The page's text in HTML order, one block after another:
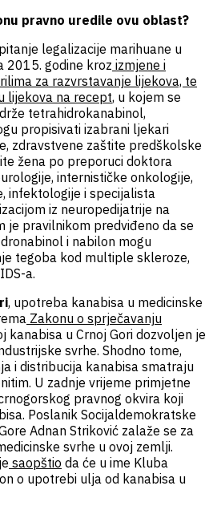
pravno uredile ovu oblast?
legalizacije marihuane u
2015. godine kroz izmjene i
za razvrstavanje lijekova, te
lijekova na recept, u kojem se
tetrahidrokanabinol,
propisivati izabrani ljekari
zdravstvene zaštite predškolske
žena po preporuci doktora
internističke onkologije,
infektologije i specijalista
iz neuropedijatrije na
je pravilnikom predviđeno da se
i nabilon mogu
tegoba kod multiple skleroze,
a.
, upotreba kanabisa u medicinske
Zakonu o sprječavanju
kanabisa u Crnoj Gori dozvoljen je
svrhe. Shodno tome,
i distribucija kanabisa smatraju
U zadnje vrijeme primjetne
pravnog okvira koji
Poslanik Socijaldemokratske
Adnan Striković zalaže se za
svrhe u ovoj zemlji.
saopštio da će u ime Kluba
o upotrebi ulja od kanabisa u